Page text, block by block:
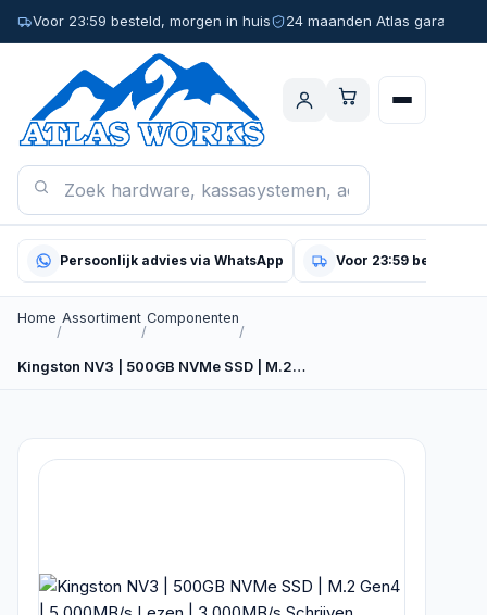
Voor 23:59 besteld, morgen in huis 24 maanden Atlas garantie
Persoonlijk advies via WhatsApp Voor 23:59 besteld,
Home
/
Assortiment
/
Componenten
/
Kingston NV3 | 500GB NVMe SSD | M.2…